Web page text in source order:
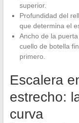
superior.
Profundidad del
que determina el
Ancho de la
cuello de botella
primero.
Escalera
estrecho:
curva